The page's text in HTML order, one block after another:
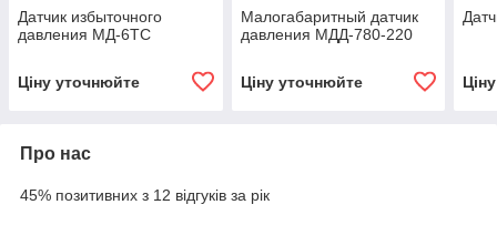
Датчик избыточного
давления МД-6ТС
Ціну уточнюйте
Малогабаритный датчик
давления МДД-780-220
Ціну уточнюйте
Про нас
45% позитивних з 12 відгуків за рік